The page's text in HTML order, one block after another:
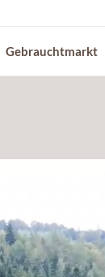
Gebrauchtmarkt